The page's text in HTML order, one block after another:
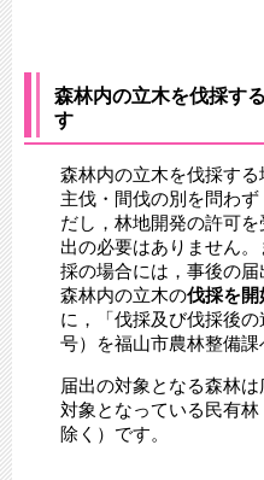
森林内の立木を伐採す
す
森林内の立木を伐採する
主伐・間伐の別を問わ
だし，林地開発の許可
出の必要はありません
採の場合には，事後の届
森林内の立木の伐採を開
に，「伐採及び伐採後
号）を福山市農林整備課
届出の対象となる森林
対象となっている民有
除く）です。